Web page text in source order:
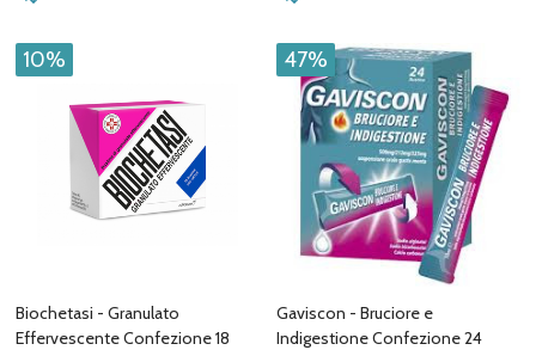
10%
Biochetasi - Granulato
Effervescente Confezione 18
47%
Gaviscon - Bruciore e
Indigestione Confezione 24